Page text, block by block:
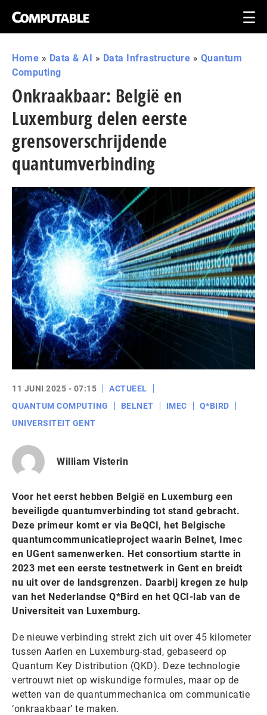
Home » Data & AI » Data Infrastructure » Quantum
Computing
Onkraakbaar: België en
Luxemburg delen eerste
grensoverschrijdende
quantumverbinding
11 JUNI 2025 - 07:15
ACTUEEL
QUANTUM COMPUTING
BELNET IMEC
Q*BIRD
UNIVERSITEIT GENT
William Visterin
Voor het eerst hebben België en Luxemburg een
beveiligde quantumverbinding tot stand gebracht.
Deze primeur komt er via BeQCI, het Belgische
quantumcommunicatieproject waarin Belnet, Imec
en UGent samenwerken. Het consortium startte in
2023 met een eerste testnetwerk in Gent en breidt
nu uit over de landsgrenzen. Daarbij kregen ze hulp
van het Nederlandse Q*Bird en het QCI-lab van de
Universiteit van Luxemburg.
De nieuwe verbinding strekt zich uit over 45 kilometer
tussen Aarlen en Luxemburg-stad, gebaseerd op
Quantum Key Distribution (QKD). Deze technologie
vertrouwt niet op wiskundige formules, maar op de
wetten van de quantummechanica om communicatie
‘onkraakbaar’ te maken.